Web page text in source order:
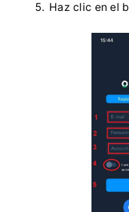
Haz clic en el